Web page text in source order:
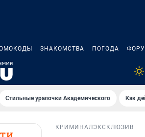
ЗНАКОМСТВА ПОГОДА
Стильные уралочки Академического Как
КРИМИНАЛ ЭКСКЛЮЗИВ